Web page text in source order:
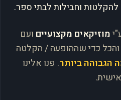
להקלטות וחבילות לבתי ספר.
מוזיקאים מקצועיים ועם
והכל כדי שההופעה / הקלטה
הגבוהה ביותר. פנו אלינו